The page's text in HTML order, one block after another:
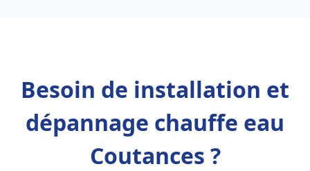
Besoin de installation et
dépannage chauffe eau
Coutances ?